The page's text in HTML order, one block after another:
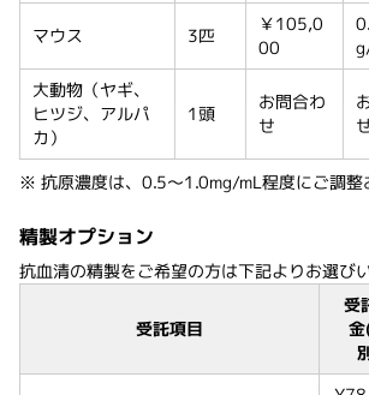
マウス 3匹
￥105,0
00
大動物（ヤギ、
ヒツジ、アルパ
カ）
1頭
お問合わ
せ
※ 抗原濃度は、0.5～1.0mg/mL程度にご調整
精製オプション
抗血清の精製をご希望の方は下記よりお選び
受託項目
受